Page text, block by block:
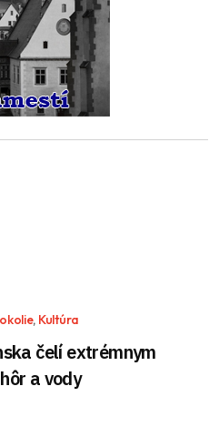
, Kultúra
čelí extrémnym
a vody